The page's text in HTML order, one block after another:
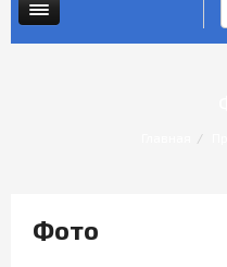
Опросы и анкеты
Фото